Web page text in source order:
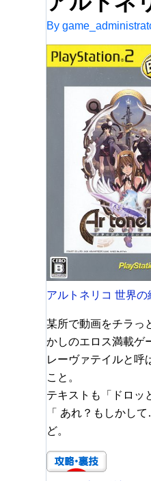
By
アルトネリコ 世界
某所で動画をチラっ
かしのエロス満載ゲ
レーヴァテイルと呼
こと。
テキストも「ドロッ
「 あれ？もしかし
ど。